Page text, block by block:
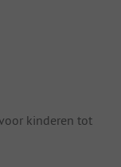
kinderen tot